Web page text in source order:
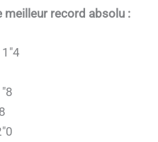
meilleur record absolu :